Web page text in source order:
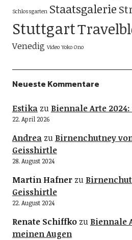
Schlossgarten Staatsgalerie
Stuttgart
Venedig Video Yoko Ono
Neueste Kommentare
Estikazu Biennale Arte
22. April 2026
Andreazu Birnenchutney
Geisshirtle
28. August 2024
Martin Hafnerzu
Geisshirtle
22. August 2024
Renate Schiffkozu Biennale
meinen Augen